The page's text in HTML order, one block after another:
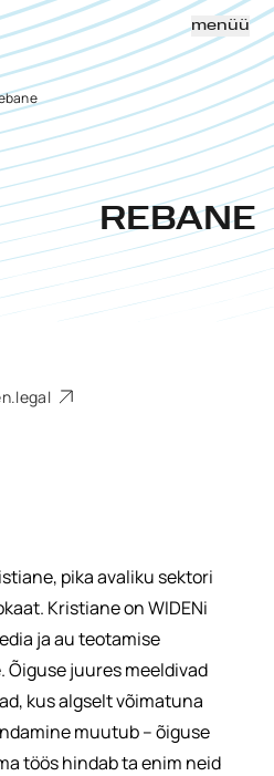
menüü
REBANE
pika avaliku sektori
Kristiane on WIDENi
ja au teotamise
Õiguse juures meeldivad
kus algselt võimatuna
muutub – õiguse
töös hindab ta enim neid